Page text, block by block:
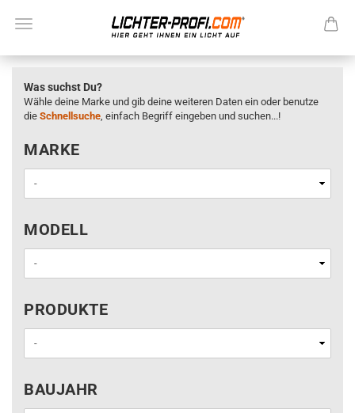
Was suchst Du?
Wähle deine Marke und gib deine weiteren Daten ein oder benutze
die Schnellsuche, einfach Begriff eingeben und suchen...!
MARKE
MARKE
MODELL
MODELL
PRODUKTE
PRODUKTE
BAUJAHR
BAUJAHR